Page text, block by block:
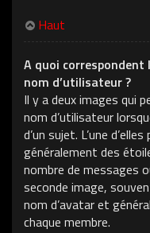
Haut
A quoi
nom d’utilisateur ?
Il y a deux images qui
nom d’utilisateur
d’un sujet. L’une
généralement des
nombre de messages
seconde image,
nom d’avatar et
chaque membre.